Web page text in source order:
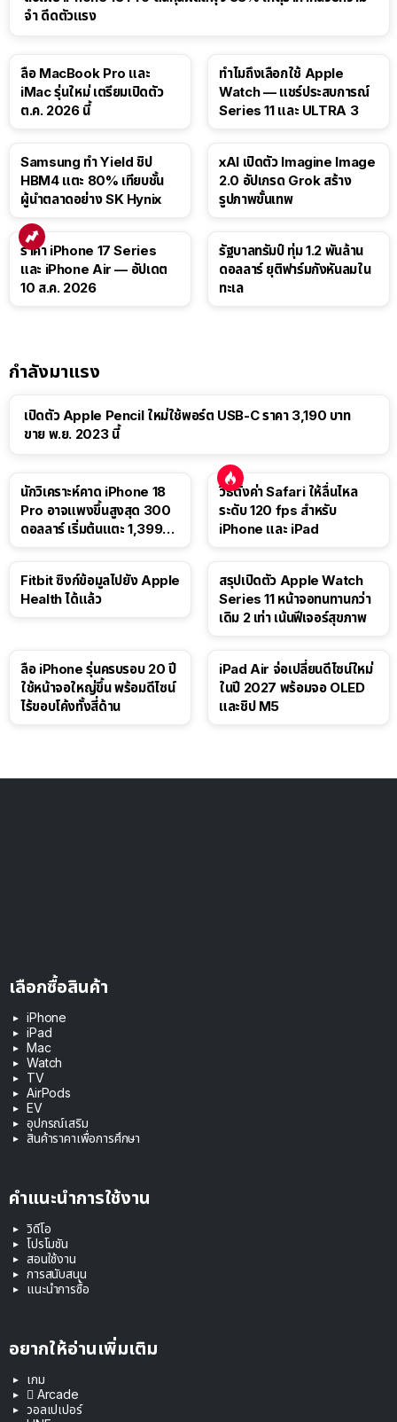
จำ ดีดตัวแรง
ลือ MacBook Pro และ
iMac รุ่นใหม่ เตรียมเปิดตัว
ต.ค. 2026 นี้
ทำไมถึงเลือกใช้ Apple
Watch — แชร์ประสบการณ์
Series 11 และ ULTRA 3
Samsung ทำ Yield ชิป
HBM4 แตะ 80% เทียบชั้น
ผู้นำตลาดอย่าง SK Hynix
xAI เปิดตัว Imagine Image
2.0 อัปเกรด Grok สร้าง
รูปภาพขั้นเทพ
ราคา iPhone 17 Series
และ iPhone Air — อัปเดต
10 ส.ค. 2026
รัฐบาลทรัมป์ ทุ่ม 1.2 พันล้าน
ดอลลาร์ ยุติฟาร์มกังหันลมใน
ทะเล
กำลังมาแรง
เปิดตัว Apple Pencil ใหม่ใช้พอร์ต USB-C ราคา 3,190 บาท
ขาย พ.ย. 2023 นี้
นักวิเคราะห์คาด iPhone 18
Pro อาจแพงขึ้นสูงสุด 300
ดอลลาร์ เริ่มต้นแตะ 1,399
วิธีตั้งค่า Safari ให้ลื่นไหล
ระดับ 120 fps สำหรับ
iPhone และ iPad
Fitbit ซิงก์ข้อมูลไปยัง Apple
Health ได้แล้ว
สรุปเปิดตัว Apple Watch
Series 11 หน้าจอทนทานกว่า
เดิม 2 เท่า เน้นฟีเจอร์สุขภาพ
ลือ iPhone รุ่นครบรอบ 20 ปี
ใช้หน้าจอใหญ่ขึ้น พร้อมดีไซน์
ไร้ขอบโค้งทั้งสี่ด้าน
iPad Air จ่อเปลี่ยนดีไซน์ใหม่
ในปี 2027 พร้อมจอ OLED
และชิป M5
เลือกซื้อสินค้า
iPhone
iPad
Mac
Watch
TV
AirPods
EV
อุปกรณ์เสริม
สินค้าราคาเพื่อการศึกษา
คำแนะนำการใช้งาน
วิดีโอ
โปรโมชัน
สอนใช้งาน
การสนับสนุน
แนะนำการซื้อ
อยากให้อ่านเพิ่มเติม
เกม
 Arcade
วอลเปเปอร์